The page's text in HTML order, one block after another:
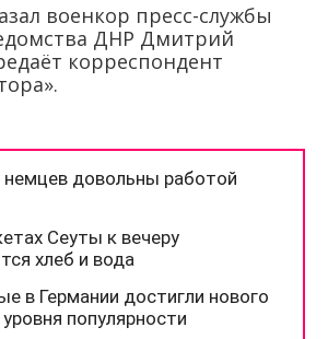
военкор пресс-службы
ДНР Дмитрий
корреспондент